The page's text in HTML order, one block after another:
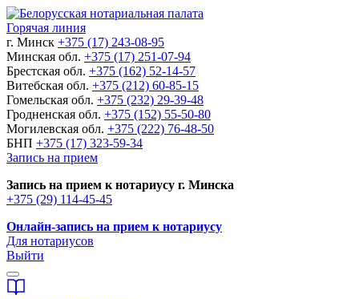
Горячая линия
г. Минск +375 (17) 243-08-95
Минская обл. +375 (17) 251-07-94
Брестская обл. +375 (162) 52-14-57
Витебская обл. +375 (212) 60-85-15
Гомельская обл. +375 (232) 29-39-48
Гродненская обл. +375 (152) 55-50-80
Могилевская обл. +375 (222) 76-48-50
БНП +375 (17) 323-59-34
Запись на прием
Запись на прием к нотариусу г. Минска
+375 (29) 114-45-45
Онлайн-запись на прием к нотариусу
Для нотариусов
Выйти